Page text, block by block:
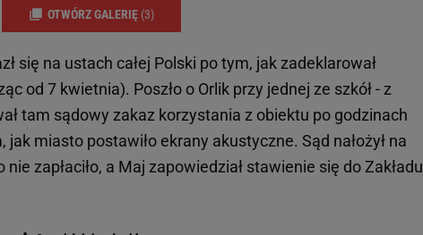
OTWÓRZ GALERIĘ (3)
się na ustach całej Polski po tym, jak zadeklarował
od 7 kwietnia). Poszło o Orlik przy jednej ze szkół - z
tam sądowy zakaz korzystania z obiektu po godzinach
miasto postawiło ekrany akustyczne. Sąd nałożył na
zapłaciło, a Maj zapowiedział stawienie się do Zakładu